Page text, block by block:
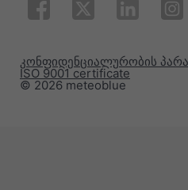
© 2026 meteoblue
ISO 9001 certificate
კონფიდენციალურობის